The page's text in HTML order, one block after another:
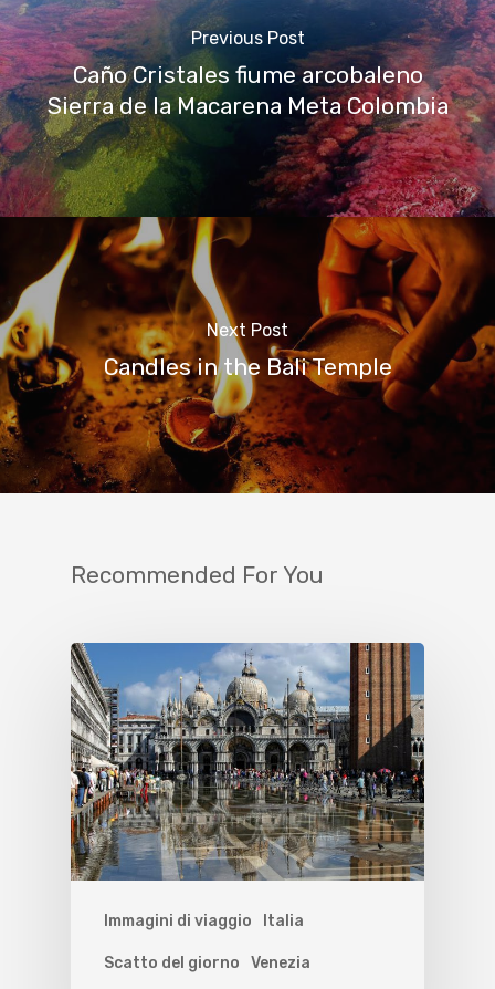
Previous Post
Caño Cristales fiume arcobaleno
Sierra de la Macarena Meta Colombia
Next Post
Candles in the Bali Temple
Recommended For You
Immagini di viaggio Italia
Scatto del giorno Venezia